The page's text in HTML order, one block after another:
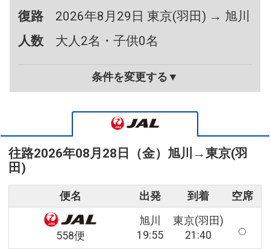
復路
2026年8月29日 東京(羽田) → 旭川
人数
大人2名・子供0名
条件を変更する▼
往路2026年08月28日（金） 旭川 →東京(羽
田)
便名 出発 到着 空席
558便
旭川
19:55
東京(羽田)
21:40